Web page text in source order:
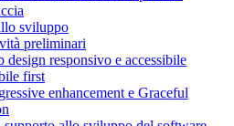
sviluppo
preliminari
design responsivo e accessibile
first
enhancement e Graceful